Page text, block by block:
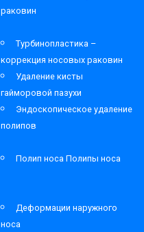
раковин
Турбинопластика –
коррекция носовых раковин
Удаление кисты
гайморовой пазухи
Эндоскопическое удаление
полипов
Полип носа Полипы носа
Деформации наружного
носа